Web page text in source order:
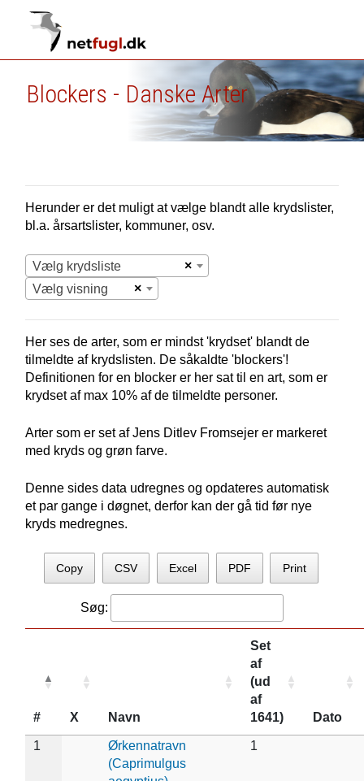
Blockers - Danske Arter
Herunder er det muligt at vælge blandt alle krydslister,
bl.a. årsartslister, kommuner, osv.
×
Vælg krydsliste
×
Vælg visning
Her ses de arter, som er mindst 'krydset' blandt de
tilmeldte af krydslisten. De såkaldte 'blockers'!
Definitionen for en blocker er her sat til en art, som er
krydset af max 10% af de tilmeldte personer.
Arter som er set af Jens Ditlev Fromsejer er markeret
med kryds og grøn farve.
Denne sides data udregnes og opdateres automatisk
et par gange i døgnet, derfor kan der gå tid før nye
kryds medregnes.
Copy CSV Excel PDF Print
Søg:
# X Navn
Set
af
(ud
af
1641)
Dato
1
Ørkennatravn
(Caprimulgus
1